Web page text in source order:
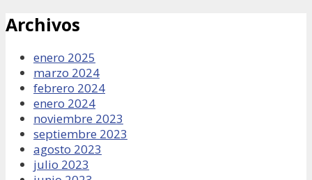
Archivos
enero 2025
marzo 2024
febrero 2024
enero 2024
noviembre 2023
septiembre 2023
agosto 2023
julio 2023